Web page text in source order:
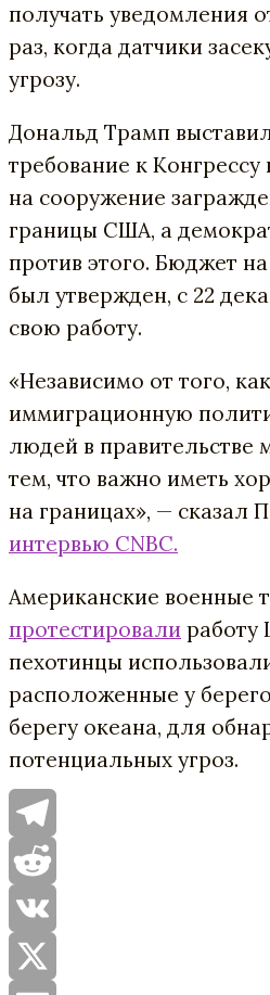
получать уведомления
раз, когда датчики
угрозу.
Дональд Трамп
требование к
на сооружение
границы США, а
против этого. Бюджет на
был утвержден, с 22
свою работу.
«Независимо от того,
иммиграционную
людей в правительстве
тем, что важно иметь
на границах», — сказал
интервью CNBC.
Американские военные
протестировали работу
пехотинцы
расположенные у
берегу океана, для
потенциальных угроз.
Telegram
Reddit
VK